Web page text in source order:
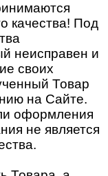
качества! Под
неисправен и
своих
Товар
на Сайте.
оформления
не является